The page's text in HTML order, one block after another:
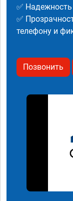
✅
✅
телефону и
Позвонить